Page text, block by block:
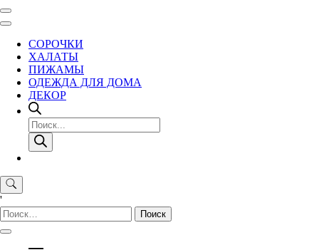
СОРОЧКИ
ХАЛАТЫ
ПИЖАМЫ
ОДЕЖДА ДЛЯ ДОМА
ДЕКОР
Поиск
товаров
'
Найти: